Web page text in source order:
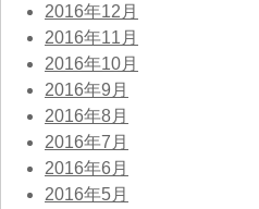
2016年12月
2016年11月
2016年10月
2016年9月
2016年8月
2016年7月
2016年6月
2016年5月